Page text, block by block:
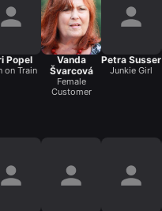
Popel
on Train
Vanda
Švarcová
Female
Customer
Petra Susser
Junkie Girl